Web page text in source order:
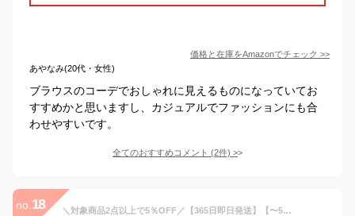
価格と在庫をAmazonでチェック >>
あやなみ(20代・女性)
ブラウスのコーデでおしゃれに見えるものになっていてお
すすめかと思いますし、カジュアルでファッションにも合
わせやすいです。
全てのおすすめコメント (2件) >
no. 18 ＼対象商品2点以上で5％OFF／【365日即日発送】【〜56％OFF】ブラウス レディース スーツ インナー きれいめ 長袖 シワになりにくい ハイネック スタンドカラー Vネック ジョーゼット 大きいサイズ セレモニー ママ 服装 おしゃれ [M便 1/2] 【メール便 送料無料】